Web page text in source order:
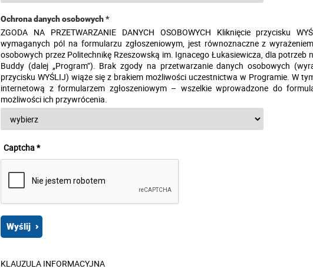
Ochrona danych osobowych *
ZGODA NA PRZETWARZANIE DANYCH OSOBOWYCH Kliknięcie przycisku
wymaganych pól na formularzu zgłoszeniowym, jest równoznaczne z
osobowych przez Politechnikę Rzeszowską im. Ignacego Łukasiewicza, dla potrzeb
Buddy (dalej „Program”). Brak zgody na przetwarzanie danych osobowych
przycisku WYŚLIJ) wiąże się z brakiem możliwości uczestnictwa w Programie. W
internetową z formularzem zgłoszeniowym – wszelkie wprowadzone do
możliwości ich przywrócenia.
Captcha *
KLAUZULA INFORMACYJNA